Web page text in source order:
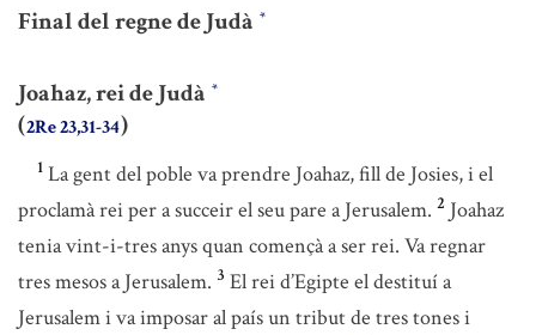
Final del regne de Judà *
Joahaz, rei de Judà *
(2Re 23,31-34)
1 La gent del poble va prendre Joahaz, fill de Josies, i el
proclamà rei per a succeir el seu pare a Jerusalem. 2 Joahaz
tenia vint-i-tres anys quan començà a ser rei. Va regnar
tres mesos a Jerusalem. 3 El rei d’Egipte el destituí a
Jerusalem i va imposar al país un tribut de tres tones i